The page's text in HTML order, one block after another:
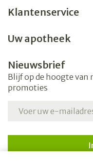
Klantenservice
Uw apotheek
Nieuwsbrief
Blijf op de hoogte van
promoties